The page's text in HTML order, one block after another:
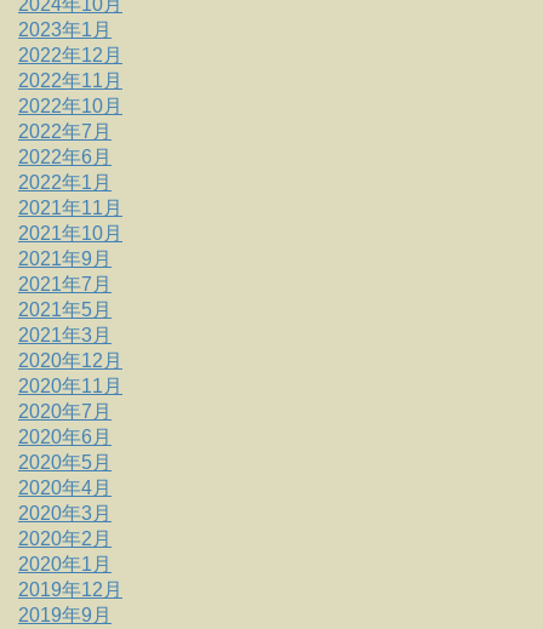
2024年10月
2023年1月
2022年12月
2022年11月
2022年10月
2022年7月
2022年6月
2022年1月
2021年11月
2021年10月
2021年9月
2021年7月
2021年5月
2021年3月
2020年12月
2020年11月
2020年7月
2020年6月
2020年5月
2020年4月
2020年3月
2020年2月
2020年1月
2019年12月
2019年9月